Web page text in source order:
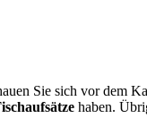
Sie sich vor dem
haben.